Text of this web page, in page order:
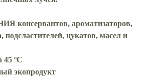
консервантов, ароматизаторов,
подсластителей, цукатов, масел и
45 ºС
экопродукт